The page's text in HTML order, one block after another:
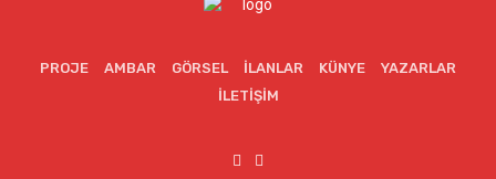
PROJE AMBAR GÖRSEL İLANLAR KÜNYE
YAZARLAR
İLETIŞIM